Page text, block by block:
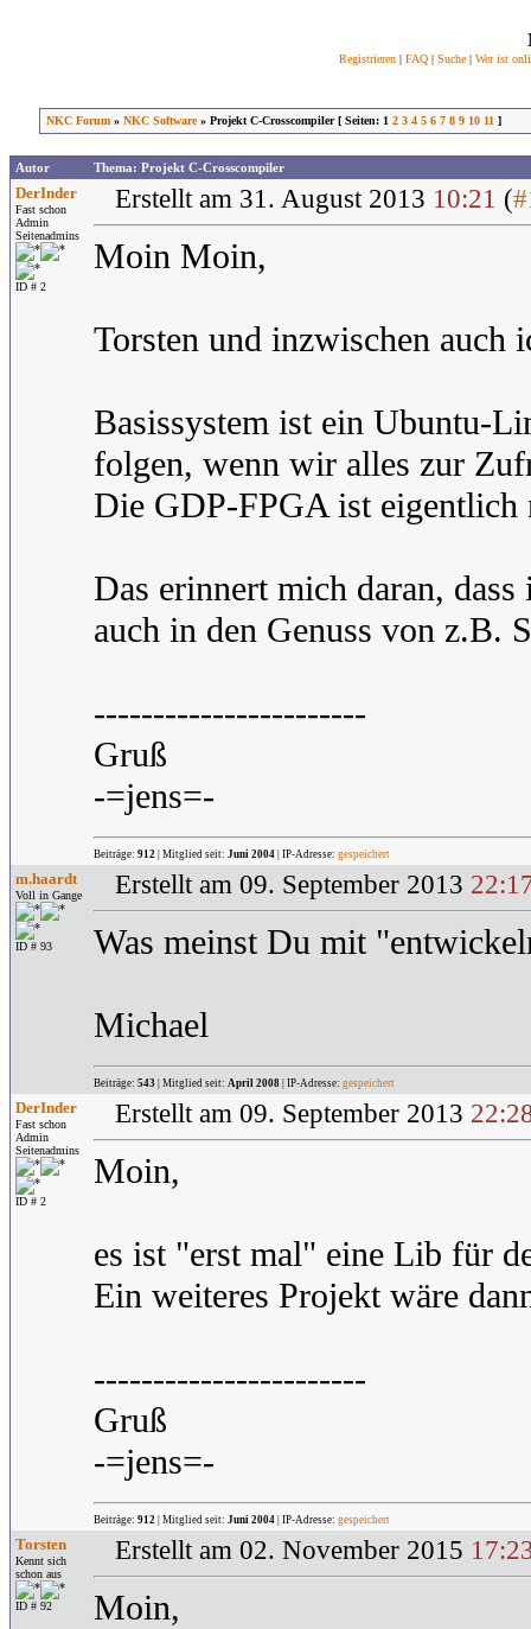
Registrieren| FAQ| Suche| Wer ist
NKC Forum» NKC Software» Projekt C-Crosscompiler [ Seiten: 1 2 3 4 5 6 7 8 9 10 11 ]
Autor Thema: Projekt C-Crosscompiler
DerInder
Fast schon
Admin
Seitenadmins
ID # 2
Erstellt am 31. August 2013 10:21 (
Moin Moin,
Torsten und inzwischen
Basissystem ist ein Ubuntu-
folgen, wenn wir alles zur
Die GDP-FPGA ist
Das erinnert mich daran,
auch in den Genuss von z.B.
-----------------------
Gruß
-=jens=-
Beiträge: 912 | Mitglied seit: Juni 2004 | IP-Adresse: gespeichert
m.haardt
Voll in Gange
ID # 93
Erstellt am 09. September 2013
Was meinst Du mit
Michael
Beiträge: 543 | Mitglied seit: April 2008 | IP-Adresse: gespeichert
DerInder
Fast schon
Admin
Seitenadmins
ID # 2
Erstellt am 09. September 2013
Moin,
es ist "erst mal" eine Lib für
Ein weiteres Projekt wäre
-----------------------
Gruß
-=jens=-
Beiträge: 912 | Mitglied seit: Juni 2004 | IP-Adresse: gespeichert
Torsten
Kennt sich
schon aus
ID # 92
Erstellt am 02. November 2015
Moin,